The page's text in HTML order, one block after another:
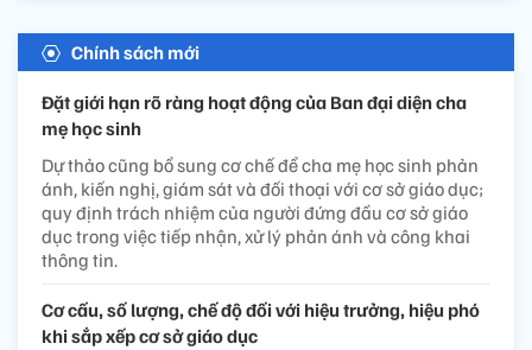
Chính sách mới
Đặt giới hạn rõ ràng hoạt động của Ban đại diện cha
mẹ học sinh
Dự thảo cũng bổ sung cơ chế để cha mẹ học sinh phản
ánh, kiến nghị, giám sát và đối thoại với cơ sở giáo dục;
quy định trách nhiệm của người đứng đầu cơ sở giáo
dục trong việc tiếp nhận, xử lý phản ánh và công khai
thông tin.
Cơ cấu, số lượng, chế độ đối với hiệu trưởng, hiệu phó
khi sắp xếp cơ sở giáo dục